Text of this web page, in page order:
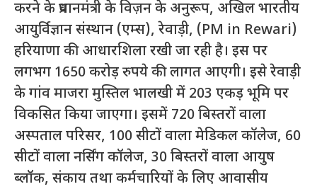
करने के प्रधानमंत्री के विज़न के अनुरूप, अखिल भारतीय
आयुर्विज्ञान संस्थान (एम्स), रेवाड़ी, (PM in Rewari)
हरियाणा की आधारशिला रखी जा रही है। इस पर
लगभग 1650 करोड़ रुपये की लागत आएगी। इसे रेवाड़ी
के गांव माजरा मुस्तिल भालखी में 203 एकड़ भूमि पर
विकसित किया जाएगा। इसमें 720 बिस्तरों वाला
अस्पताल परिसर, 100 सीटों वाला मेडिकल कॉलेज, 60
सीटों वाला नर्सिंग कॉलेज, 30 बिस्तरों वाला आयुष
ब्लॉक, संकाय तथा कर्मचारियों के लिए आवासीय